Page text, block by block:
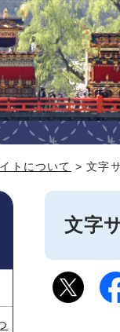
トについて > 文字
文字